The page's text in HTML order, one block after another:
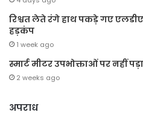
रिश्वत लेते रंगे हाथ पकड़े गए
हड़कंप
1 week ago
स्मार्ट मीटर उपभोक्ताओं पर नहीं
2 weeks ago
अपराध